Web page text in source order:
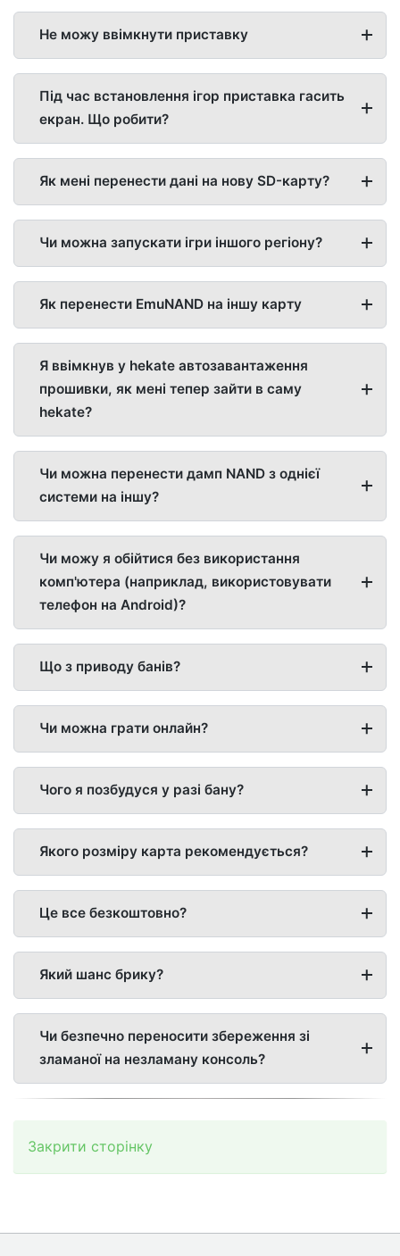
Не можу ввімкнути приставку
Під час встановлення ігор приставка гасить
екран. Що робити?
Як мені перенести дані на нову SD-карту?
Чи можна запускати ігри іншого регіону?
Як перенести EmuNAND на іншу карту
Я ввімкнув у hekate автозавантаження
прошивки, як мені тепер зайти в саму
hekate?
Чи можна перенести дамп NAND з однієї
системи на іншу?
Чи можу я обійтися без використання
комп'ютера (наприклад, використовувати
телефон на Android)?
Що з приводу банів?
Чи можна грати онлайн?
Чого я позбудуся у разі бану?
Якого розміру карта рекомендується?
Це все безкоштовно?
Який шанс брику?
Чи безпечно переносити збереження зі
зламаної на незламану консоль?
Закрити сторінку